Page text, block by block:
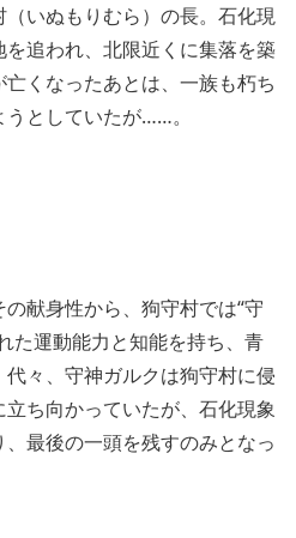
いぬもりむら）の長。石化現
追われ、北限近くに集落を築
くなったあとは、一族も朽ち
としていたが……。
献身性から、狗守村では“守
た運動能力と知能を持ち、青
々、守神ガルクは狗守村に侵
ち向かっていたが、石化現象
最後の一頭を残すのみとなっ